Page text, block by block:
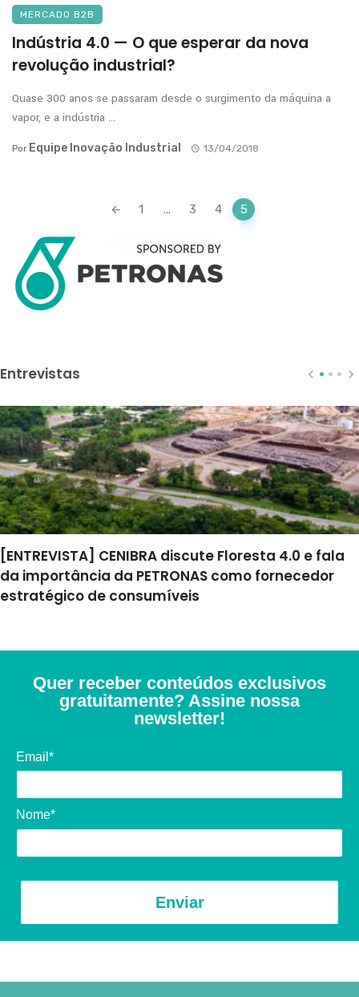
MERCADO B2B
Indústria 4.0 — O que esperar da nova
revolução industrial?
Quase 300 anos se passaram desde o surgimento da máquina a
vapor, e a indústria ...
Por Equipe Inovação Industrial 13/04/2018
1 ... 3 4 5
Entrevistas
[ENTREVISTA] CENIBRA discute Floresta 4.0 e fala
da importância da PETRONAS como fornecedor
estratégico de consumíveis
Quer receber conteúdos exclusivos
gratuitamente? Assine nossa
newsletter!
Email*
Nome*
Enviar